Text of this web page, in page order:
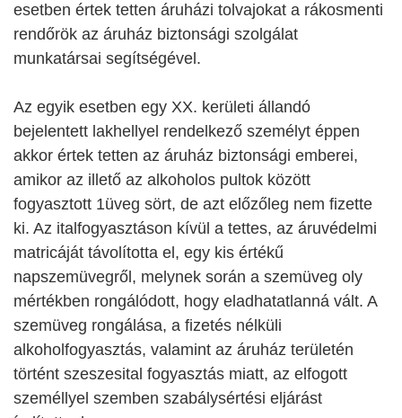
esetben értek tetten áruházi tolvajokat a rákosmenti
rendőrök az áruház biztonsági szolgálat
munkatársai segítségével.
Az egyik esetben egy XX. kerületi állandó
bejelentett lakhellyel rendelkező személyt éppen
akkor értek tetten az áruház biztonsági emberei,
amikor az illető az alkoholos pultok között
fogyasztott 1üveg sört, de azt előzőleg nem fizette
ki. Az italfogyasztáson kívül a tettes, az áruvédelmi
matricáját távolította el, egy kis értékű
napszemüvegről, melynek során a szemüveg oly
mértékben rongálódott, hogy eladhatatlanná vált. A
szemüveg rongálása, a fizetés nélküli
alkoholfogyasztás, valamint az áruház területén
történt szeszesital fogyasztás miatt, az elfogott
személlyel szemben szabálysértési eljárást